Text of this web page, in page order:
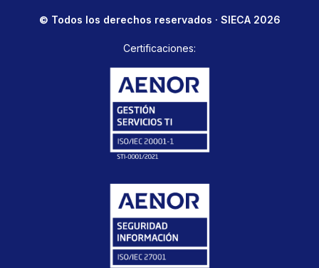
© Todos los derechos reservados · SIECA 2026
Certificaciones: